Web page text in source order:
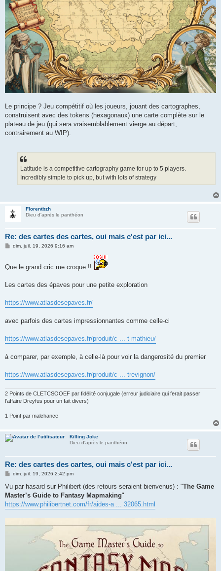
Le principe ? Jeu compétitif où les joueurs, jouant des cartographes,
construisent avec des tokens (hexagonaux) une carte complète sur le
plateau de jeu (qui sera vraisemblablement vierge au départ,
contrairement au WIP).
Latitude is a competitive cartography game for up to 5 players.
Incredibly simple to pick up, but with lots of strategy
Florentbzh
Dieu d'après le panthéon
Re: des cartes des cartes, oui mais c'est par ici...
M
a
dim. juil. 19, 2026 9:16 am
Que le grand cric me croque !!
Les cartes des épaves pour une petite exploration
https://www.atlasdesepaves.fr/
avec parfois des cartes impressionnantes comme celle-ci
https://www.atlasdesepaves.fr/produit/c ... t-mathieu/
à comparer, par exemple, à celle-là pour voir la dangerosité du premier
https://www.atlasdesepaves.fr/produit/c ... trevignon/
2 Points de CLETCSOOEF par fidélité conjugale (erreur judiciaire qui ferait passer
l'affaire Dreyfus pour un fait divers)
1 Point par malchance
Killing Joke
Dieu d'après le panthéon
Re: des cartes des cartes, oui mais c'est par ici...
M
s
a
g
e
dim. juil. 19, 2026 2:42 pm
Vu par hasard sur Philibert (des retours seraient bienvenus) : "The Game
Master’s Guide to Fantasy Mapmaking"
https://www.philibertnet.com/fr/aides-a ... 32065.html